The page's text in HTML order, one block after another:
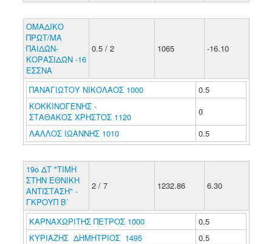
ΟΜΑΔΙΚΟ
ΠΡΩΤ/ΜΑ
ΠΑΙΔΩΝ-
ΚΟΡΑΣΙΔΩΝ -16
ΕΣΣΝΑ
0.5 / 2 1065 -16.10
ΠΑΝΑΓΙΩΤΟΥ ΝΙΚΟΛΑΟΣ 1000
0.5
ΚΟΚΚΙΝΟΓΕΝΗΣ -
ΣΤΑΘΑΚΟΣ ΧΡΗΣΤΟΣ 1120
0
ΛΑΛΛΟΣ ΙΩΑΝΝΗΣ 1010
0.5
19ο ΔΤ "ΤΙΜΗ
ΣΤΗΝ ΕΘΝΙΚΗ
ΑΝΤΙΣΤΑΣΗ" -
ΓΚΡΟΥΠ Β΄
2 / 7 1232.86 6.30
ΚΑΡΝΑΧΩΡΙΤΗΣ ΠΕΤΡΟΣ 1000
0.5
ΚΥΡΙΑΖΗΣ ΔΗΜΗΤΡΙΟΣ 1495
0.5